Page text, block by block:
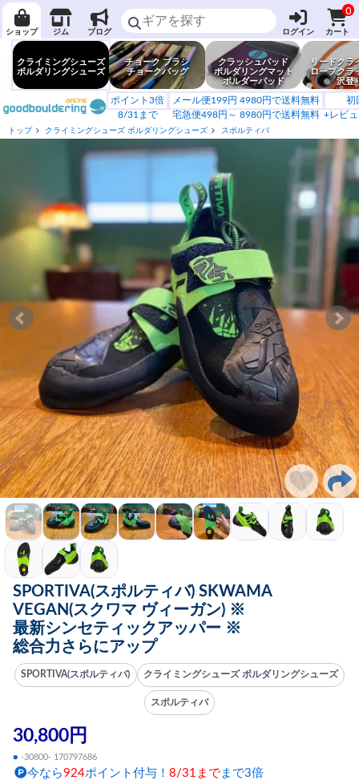
ショップ ジム ブログ ログイン
0
カート
クライミングシューズ
ボルダリングシューズ
チョーク ブラシ
チョークバッグ
クラッシュパッド
ボルダリングマット
ボルダーパッド
リードクラ
ロープクラ
沢登
ポイント3倍
8/31まで
メール便199円 4980円で送料無料
宅急便498円～ 8980円で送料無料
初
+レビ
トップ クライミングシューズ ボルダリングシューズ スポルティバ
SPORTIVA(スポルティバ) SKWAMA
VEGAN(スクワマ ヴィーガン) ※
最新シンセティックアッパー ※
総合力さらにアップ
SPORTIVA(スポルティバ) クライミングシューズ ボルダリングシューズ
スポルティバ
30,800円
● -30800- 170797686
今なら924ポイント付与！ 8/31まで まで3倍